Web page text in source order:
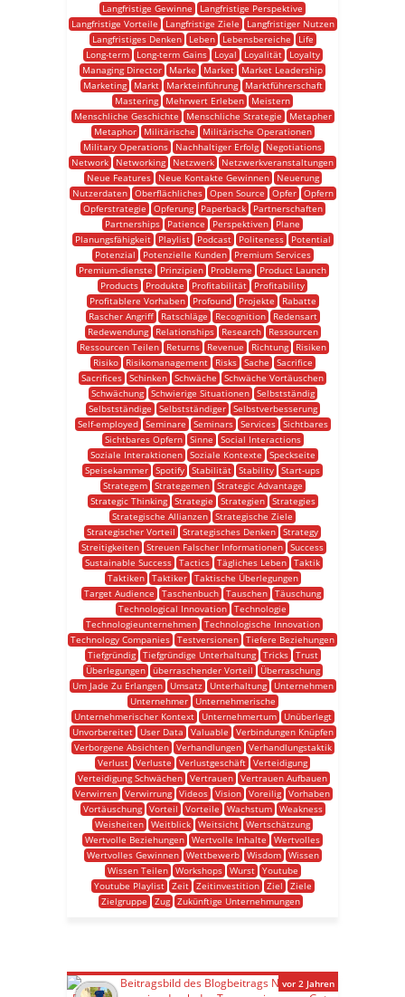
Langfristige Gewinne
Langfristige Perspektive
Langfristige Vorteile
Langfristige Ziele
Langfristiger Nutzen
Langfristiges Denken
Leben Lebensbereiche
Life
Long-term
Long-term Gains Loyal Loyalität
Loyalty
Managing Director
Marke Market
Market Leadership
Marketing
Markt Markteinführung
Marktführerschaft
Mastering
Mehrwert Erleben
Meistern
Menschliche Geschichte
Menschliche Strategie
Metapher
Metaphor
Militärische
Militärische Operationen
Military Operations
Nachhaltiger Erfolg
Negotiations
Network
Networking Netzwerk
Netzwerkveranstaltungen
Neue Features
Neue Kontakte Gewinnen
Neuerung
Nutzerdaten
Oberflächliches Open Source Opfer
Opfern
Opferstrategie
Opferung Paperback
Partnerschaften
Partnerships
Patience Perspektiven
Plane
Planungsfähigkeit
Playlist Podcast Politeness
Potential
Potenzial
Potenzielle Kunden
Premium Services
Premium-dienste
Prinzipien Probleme
Product Launch
Products
Produkte Profitabilität
Profitability
Profitablere Vorhaben
Profound Projekte
Rabatte
Rascher Angriff
Ratschläge Recognition
Redensart
Redewendung
Relationships Research
Ressourcen
Ressourcen Teilen
Returns Revenue Richtung
Risiken
Risiko
Risikomanagement Risks Sache
Sacrifice
Sacrifices Schinken Schwäche
Schwäche Vortäuschen
Schwächung
Schwierige Situationen
Selbstständig
Selbstständige
Selbstständiger
Selbstverbesserung
Self-employed
Seminare Seminars Services
Sichtbares
Sichtbares Opfern
Sinne
Social Interactions
Soziale Interaktionen
Soziale Kontexte
Speckseite
Speisekammer Spotify Stabilität Stability Start-ups
Strategem
Strategemen
Strategic Advantage
Strategic Thinking
Strategie Strategien
Strategies
Strategische Allianzen Strategische Ziele
Strategischer Vorteil
Strategisches Denken Strategy
Streitigkeiten Streuen Falscher Informationen Success
Sustainable Success Tactics Tägliches Leben Taktik
Taktiken
Taktiker
Taktische Überlegungen
Target Audience
Taschenbuch Tauschen Täuschung
Technological Innovation Technologie
Technologieunternehmen
Technologische Innovation
Technology Companies Testversionen Tiefere Beziehungen
Tiefgründig
Tiefgründige Unterhaltung Tricks
Trust
Überlegungen
überraschender Vorteil
Überraschung
Um Jade Zu Erlangen
Umsatz Unterhaltung
Unternehmen
Unternehmer
Unternehmerische
Unternehmerischer Kontext
Unternehmertum
Unüberlegt
Unvorbereitet
User Data Valuable
Verbindungen Knüpfen
Verborgene Absichten
Verhandlungen
Verhandlungstaktik
Verlust Verluste Verlustgeschäft Verteidigung
Verteidigung Schwächen Vertrauen Vertrauen Aufbauen
Verwirren Verwirrung Videos Vision Voreilig Vorhaben
Vortäuschung
Vorteil Vorteile Wachstum
Weakness
Weisheiten Weitblick Weitsicht Wertschätzung
Wertvolle Beziehungen Wertvolle Inhalte
Wertvolles
Wertvolles Gewinnen
Wettbewerb Wisdom
Wissen
Wissen Teilen
Workshops Wurst
Youtube
Youtube Playlist
Zeit Zeitinvestition Ziel
Ziele
Zielgruppe
Zug Zukünftige Unternehmungen
vor 2 Jahren